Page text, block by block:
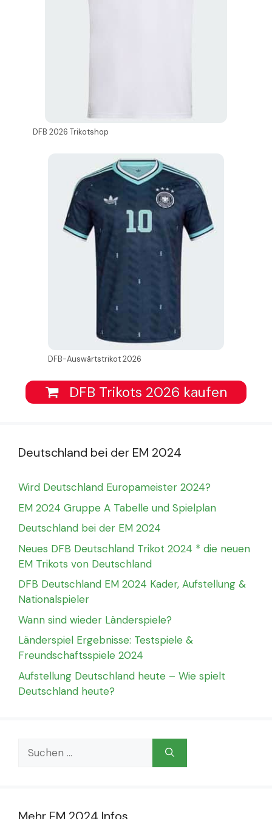
DFB 2026 Trikotshop
DFB-Auswärtstrikot 2026
DFB Trikots 2026 kaufen
Deutschland bei der EM 2024
Wird Deutschland Europameister 2024?
EM 2024 Gruppe A Tabelle und Spielplan
Deutschland bei der EM 2024
Neues DFB Deutschland Trikot 2024 * die neuen
EM Trikots von Deutschland
DFB Deutschland EM 2024 Kader, Aufstellung &
Nationalspieler
Wann sind wieder Länderspiele?
Länderspiel Ergebnisse: Testspiele &
Freundschaftsspiele 2024
Aufstellung Deutschland heute – Wie spielt
Deutschland heute?
Suchen
nach: